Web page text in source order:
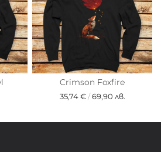
Crimson Foxfire
35,74 €/69,90 лв.